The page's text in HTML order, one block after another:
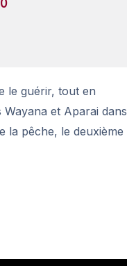
le guérir, tout en
et Aparai dans
la pêche, le deuxième